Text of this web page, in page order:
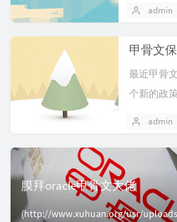
admin
甲骨文
最近甲骨
个新的政
admin
膜拜oracle甲骨文大佬